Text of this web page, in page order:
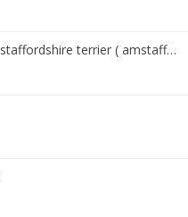
Gruppo American staffordshire terrier ( amstaff, amastaff )